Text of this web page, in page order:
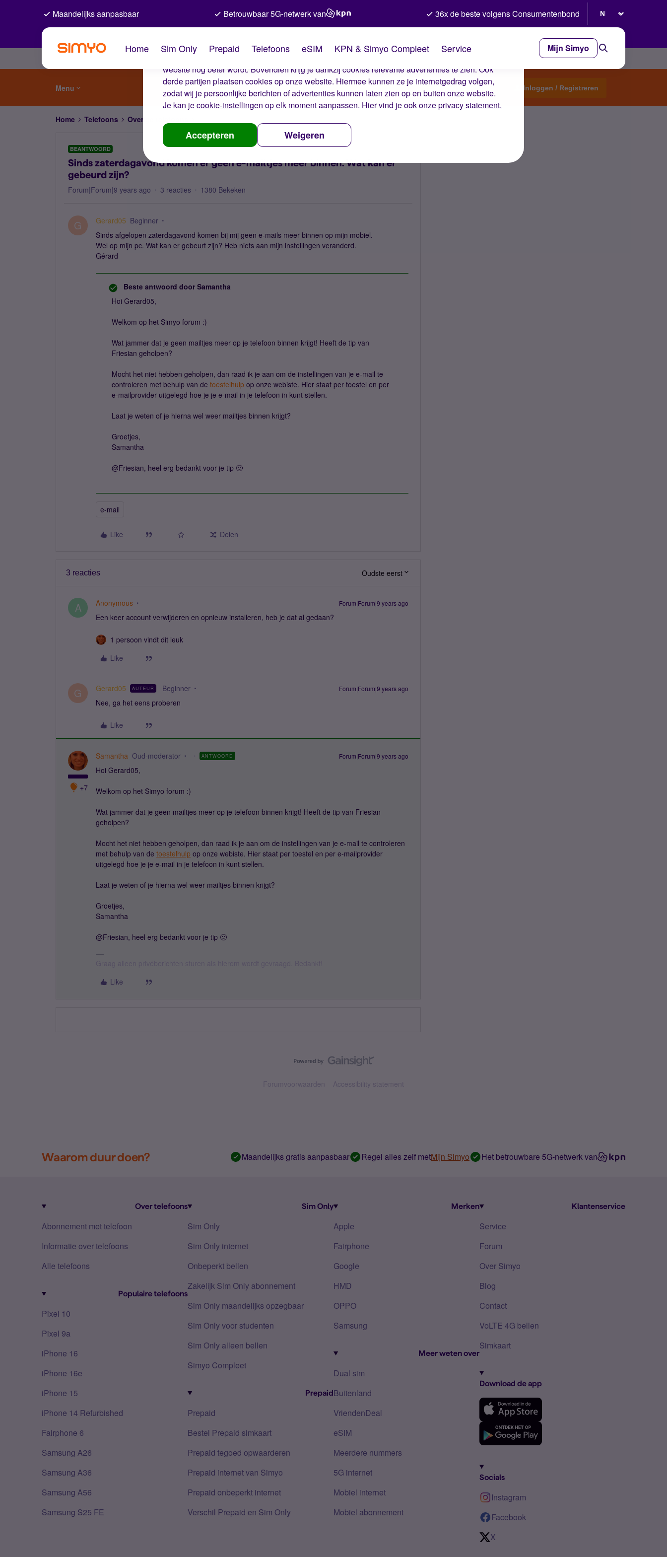
De cookies van Simyo
Wij gebruiken cookies op onze website. Met deze cookies zorgen wij ervoor dat je ervaring op de
website nog beter wordt. Bovendien krijg je dankzij cookies relevante advertenties te zien. Ook
derde partijen plaatsen cookies op onze website. Hiermee kunnen ze je internetgedrag volgen,
zodat wij je persoonlijke berichten of advertenties kunnen laten zien op en buiten onze website.
Je kan jecookie-instellingen op elk moment aanpassen. Hier vind je ook onzeprivacy statement.
Accepteren Weigeren
Maandelijks aanpasbaar Betrouwbaar 5G-netwerk van 36x de beste volgens Consumentenbond
Home Sim Only Prepaid Telefoons eSIM KPN & Simyo Compleet Service Mijn Simyo
Menu Start een topic Inloggen / Registreren
Home Telefoons Overige telefoons
BEANTWOORD
Sinds zaterdagavond komen er geen e-mailtjes meer binnen. Wat kan er
gebeurd zijn?
Forum|Forum|9 years ago 3 reacties 1380 Bekeken
G Gerard05 Beginner
Sinds afgelopen zaterdagavond komen bij mij geen e-mails meer binnen op mijn mobiel.
Wel op mijn pc. Wat kan er gebeurt zijn? Heb niets aan mijn instellingen veranderd.
Gérard
Beste antwoord door Samantha
Hoi Gerard05,
Welkom op het Simyo forum :)
Wat jammer dat je geen mailtjes meer op je telefoon binnen krijgt! Heeft de tip van
Friesian geholpen?
Mocht het niet hebben geholpen, dan raad ik je aan om de instellingen van je e-mail te
controleren met behulp van de toestelhulp op onze webiste. Hier staat per toestel en per
e-mailprovider uitgelegd hoe je je e-mail in je telefoon in kunt stellen.
Laat je weten of je hierna wel weer mailtjes binnen krijgt?
Groetjes,
Samantha
@Friesian, heel erg bedankt voor je tip 🙂
e-mail
Like Delen
3 reacties Oudste eerst
A Anonymous Forum|Forum|9 years ago
Een keer account verwijderen en opnieuw installeren, heb je dat al gedaan?
1 persoon vindt dit leuk
Like
G Gerard05 AUTEUR Beginner Forum|Forum|9 years ago
Nee, ga het eens proberen
Like
+7
Samantha Oud-moderator ANTWOORD Forum|Forum|9 years ago
Hoi Gerard05,
Welkom op het Simyo forum :)
Wat jammer dat je geen mailtjes meer op je telefoon binnen krijgt! Heeft de tip van Friesian
geholpen?
Mocht het niet hebben geholpen, dan raad ik je aan om de instellingen van je e-mail te controleren
met behulp van de toestelhulp op onze webiste. Hier staat per toestel en per e-mailprovider
uitgelegd hoe je je e-mail in je telefoon in kunt stellen.
Laat je weten of je hierna wel weer mailtjes binnen krijgt?
Groetjes,
Samantha
@Friesian, heel erg bedankt voor je tip 🙂
Like
Forumvoorwaarden Accessibility statement
Waarom duur doen? Maandelijks gratis aanpasbaar Regel alles zelf metMijn Simyo Het betrouwbare 5G-netwerk van
Over telefoons
Abonnement met telefoon
Informatie over telefoons
Alle telefoons
Populaire telefoons
Pixel 10
Pixel 9a
iPhone 16
iPhone 16e
iPhone 15
iPhone 14 Refurbished
Fairphone 6
Samsung A26
Samsung A36
Samsung A56
Samsung S25 FE
Sim Only
Sim Only
Sim Only internet
Onbeperkt bellen
Zakelijk Sim Only abonnement
Sim Only maandelijks opzegbaar
Sim Only voor studenten
Sim Only alleen bellen
Simyo Compleet
Prepaid
Prepaid
Bestel Prepaid simkaart
Prepaid tegoed opwaarderen
Prepaid internet van Simyo
Prepaid onbeperkt internet
Verschil Prepaid en Sim Only
Merken
Apple
Fairphone
Google
HMD
OPPO
Samsung
Meer weten over
Dual sim
Buitenland
VriendenDeal
eSIM
Meerdere nummers
5G internet
Mobiel internet
Mobiel abonnement
Klantenservice
Service
Forum
Over Simyo
Blog
Contact
VoLTE 4G bellen
Simkaart
Download de app
Socials
Instagram
Facebook
X